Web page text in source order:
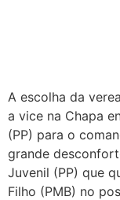
A escolha da
a vice na Chapa
(PP) para o
grande
Juvenil (PP) que
Filho (PMB) no